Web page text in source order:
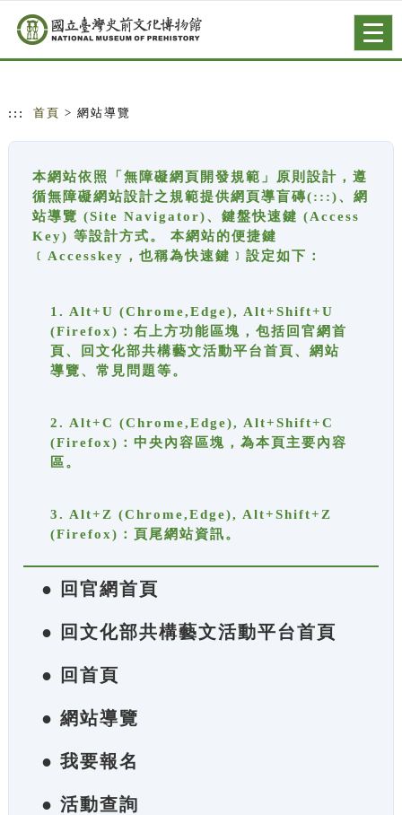
跳到主要內容
網站導覽
::: 首頁 > 網站導覽
本網站依照「無障礙網頁開發規範」原則設計，遵
循無障礙網站設計之規範提供網頁導盲磚(:::)、網
站導覽 (Site Navigator)、鍵盤快速鍵 (Access
Key) 等設計方式。 本網站的便捷鍵
﹝Accesskey，也稱為快速鍵﹞設定如下：
1. Alt+U (Chrome,Edge), Alt+Shift+U
(Firefox)：右上方功能區塊，包括回官網首
頁、回文化部共構藝文活動平台首頁、網站
導覽、常見問題等。
2. Alt+C (Chrome,Edge), Alt+Shift+C
(Firefox)：中央內容區塊，為本頁主要內容
區。
3. Alt+Z (Chrome,Edge), Alt+Shift+Z
(Firefox)：頁尾網站資訊。
● 回官網首頁
● 回文化部共構藝文活動平台首頁
● 回首頁
● 網站導覽
● 我要報名
● 活動查詢